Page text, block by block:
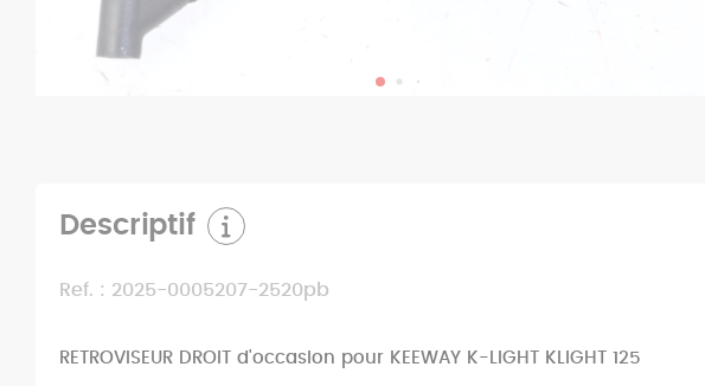
Descriptif
Ref. : 2025-0005207-2520pb
RETROVISEUR DROIT d'occasion pour KEEWAY K-LIGHT KLIGHT 125